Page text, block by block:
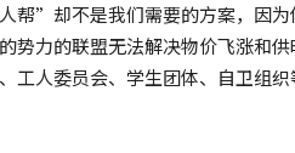
帮”却不是我们需要的方案，因为
势力的联盟无法解决物价飞涨和
人委员会、学生团体、自卫组织